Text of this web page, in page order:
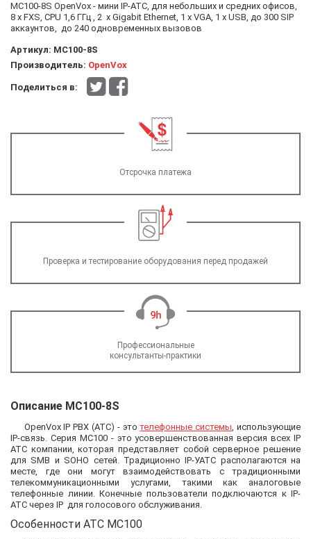
MC100-8S OpenVox - мини IP-ATC, для небольших и средних офисов,
8 x FXS, CPU 1,6 ГГц , 2 x Gigabit Ethernet, 1 x VGA, 1 x USB, до 300 SIP
аккаунтов, до 240 одновременных вызовов
Артикул: MC100-8S
Производитель: OpenVox
Поделиться в:
Отсрочка платежа
Проверка и тестирование оборудования перед продажей
Профессиональные
консультанты-практики
Описание MC100-8S
OpenVox IP PBX (АТС) - этотелефонные системы, использующие
IP-связь. Серия MC100 - это усовершенствованная версия всех IP
АТС компании, которая представляет собой серверное решение
для SMB и SOHO сетей. Традиционно IP-УАТС располагаются на
месте, где они могут взаимодействовать с традиционными
телекоммуникационными услугами, такими как аналоговые
телефонные линии. Конечные пользователи подключаются к IP-
АТС через IP для голосового обслуживания.
Особенности АТС MC100